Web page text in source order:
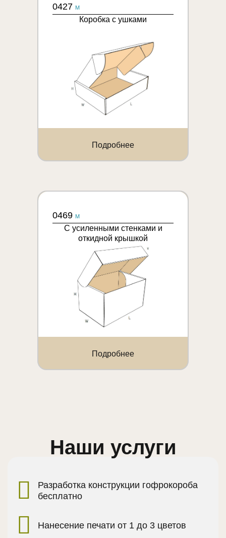
0427 M
Коробка с ушками
Подробнее
0469 M
С усиленными стенками и
откидной крышкой
Подробнее
Наши услуги
Разработка конструкции гофрокороба
бесплатно
Нанесение печати от 1 до 3 цветов